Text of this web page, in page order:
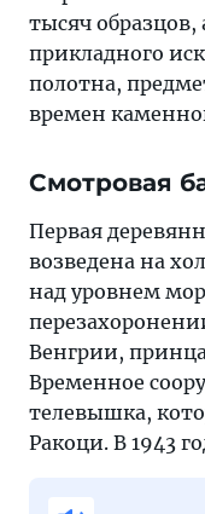
тысяч
прикладного
полотна,
времен
Смотровая
Первая
возведена на
над уровнем
Венгрии,
Временное
телевышка,
Ракоци. В 1943